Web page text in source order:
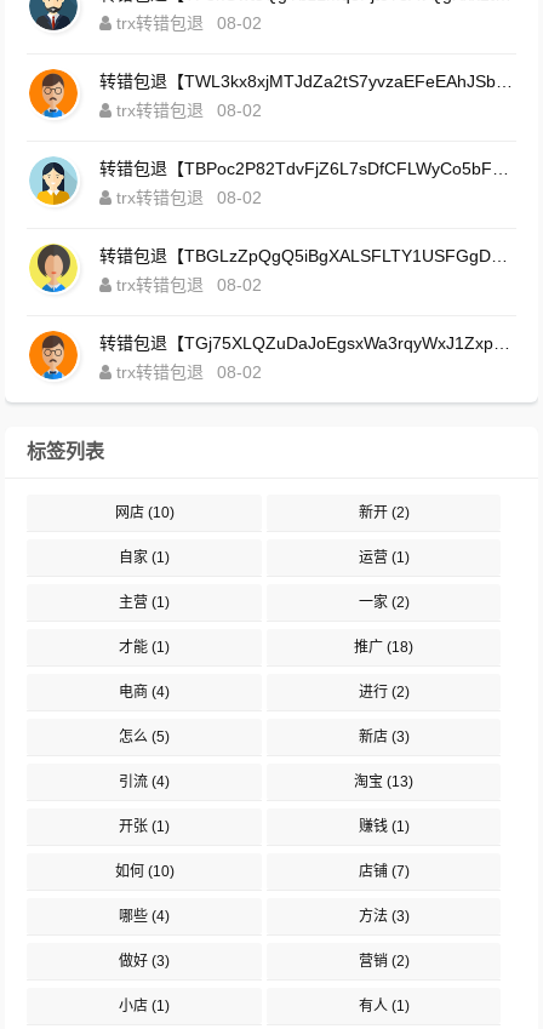
trx转错包退
08-02
trx转错包退
08-02
trx转错包退
08-02
trx转错包退
08-02
trx转错包退
08-02
标签列表
网店(10) 新开(2)
自家 (1) 运营 (1)
主营 (1) 一家(2)
才能 (1) 推广 (18)
电商 (4) 进行(2)
怎么 (5) 新店(3)
引流 (4) 淘宝 (13)
开张 (1) 赚钱(1)
如何 (10) 店铺(7)
哪些 (4) 方法(3)
做好 (3) 营销 (2)
小店 (1) 有人(1)